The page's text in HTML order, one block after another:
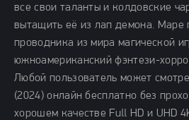
все свои таланты и колдовские
вытащить её из лап демона. Маре
проводника из мира магической
южноамериканский фэнтези-
Любой пользователь может
(2024) онлайн бесплатно без
хорошем качестве Full HD и UHD